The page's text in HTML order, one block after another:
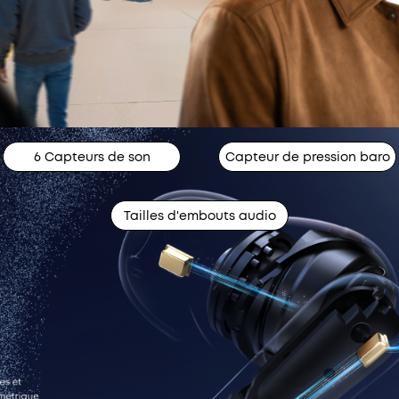
6 Capteurs de son Capteur de pression baro
Tailles d'embouts audio